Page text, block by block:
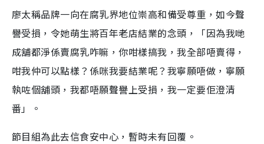
廖太稱品牌一向在腐乳界地位崇高和備受尊重，如今聲
譽受損，令她萌生將百年老店結業的念頭，「因為我哋
成舖都淨係賣腐乳咋嘛，你咁樣搞我，我全部唔賣得，
咁我仲可以點樣？係咪我要結業呢？我寧願唔做，寧願
執咗個舖頭，我都唔願聲譽上受損，我一定要佢澄清
番」。
節目組為此去信食安中心，暫時未有回覆。